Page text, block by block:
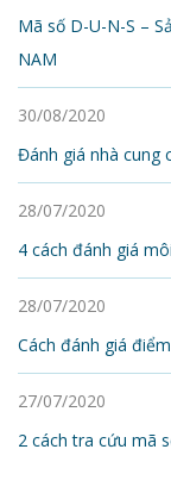
Mã số D-U-N-S –
NAM
30/08/2020
Đánh giá nhà cung
28/07/2020
4 cách đánh giá
28/07/2020
Cách đánh giá
27/07/2020
2 cách tra cứu mã